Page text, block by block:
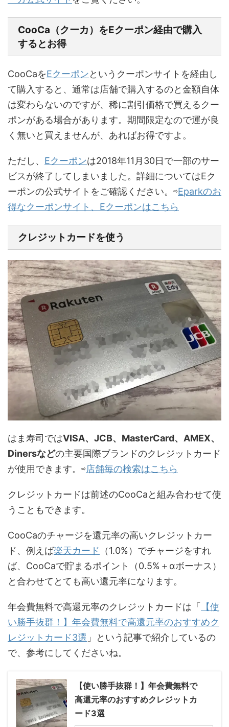
CooCa（クーカ）をEクーポン経由で購入
するとお得
CooCaをEクーポンというクーポンサイトを経由し
て購入すると、通常は店舗で購入するのと金額自体
は変わらないのですが、稀に割引価格で買えるクー
ポンがある場合があります。期間限定なので運が良
く無いと買えませんが、あればお得ですよ。
ただし、 Eクーポンは2018年11月30日で一部のサー
ビスが終了してしまいました。詳細についてはEク
ーポンの公式サイトをご確認ください。⇨Eparkのお
得なクーポンサイト、Eクーポンはこちら
クレジットカードを使う
はま寿司ではVISA、JCB、MasterCard、AMEX、
Dinersなどの主要国際ブランドのクレジットカード
が使用できます。⇨店舗毎の検索はこちら
クレジットカードは前述のCooCaと組み合わせて使
うこともできます。
CooCaのチャージを還元率の高いクレジットカー
ド、例えば楽天カード （1.0%）でチャージをすれ
ば、CooCaで貯まるポイント（0.5%＋αボーナス）
と合わせてとても高い還元率になります。
年会費無料で高還元率のクレジットカードは「 【使
い勝手抜群！】年会費無料で高還元率のおすすめク
レジットカード3選 」という記事で紹介しているの
で、参考にしてくださいね。
【使い勝手抜群！】年会費無料で
高還元率のおすすめクレジットカ
ード3選